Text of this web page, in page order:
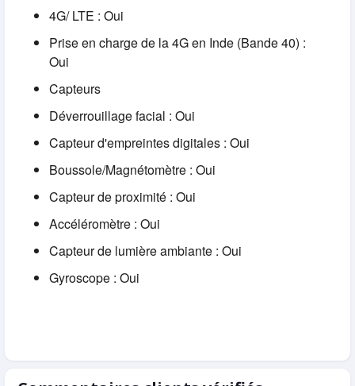
4G/ LTE : Oui
Prise en charge de la 4G en Inde (Bande 40) :
Oui
Capteurs
Déverrouillagefacial : Oui
Capteur d'empreintes digitales : Oui
Boussole/Magnétomètre : Oui
Capteur de proximité : Oui
Accéléromètre : Oui
Capteur de lumière ambiante : Oui
Gyroscope : Oui